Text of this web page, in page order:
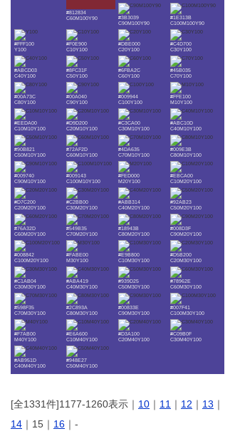
#812834
C60M100Y90
#3B3039
C90M100Y90
#1E313B
C100M100Y90
#FFF100
Y100
#F0E900
C10Y100
#DBE000
C20Y100
#C4D700
C30Y100
#ABCD03
C40Y100
#8FC31F
C50Y100
#6FBA2C
C60Y100
#45B035
C70Y100
#00A73C
C80Y100
#00A040
C90Y100
#009944
C100Y100
#FFE100
M10Y100
#EEDA00
C10M10Y100
#D9D200
C20M10Y100
#C3CA00
C30M10Y100
#ABC10D
C40M10Y100
#90B821
C50M10Y100
#72AF2D
C60M10Y100
#4DA635
C70M10Y100
#009E3B
C80M10Y100
#009740
C90M10Y100
#009143
C100M10Y100
#FED000
M20Y100
#EBCA00
C10M20Y100
#D7C200
C20M20Y100
#C2BB00
C30M20Y100
#ABB314
C40M20Y100
#92AB23
C50M20Y100
#76A32D
C60M20Y100
#549B35
C70M20Y100
#18943B
C80M20Y100
#008D3F
C90M20Y100
#008842
C100M20Y100
#FABE00
M30Y100
#E9B800
C10M30Y100
#D5B200
C20M30Y100
#C1AB04
C30M30Y100
#ABA419
C40M30Y100
#939D25
C50M30Y100
#78962E
C60M30Y100
#598F35
C70M30Y100
#2C893A
C80M30Y100
#00833E
C90M30Y100
#007F41
C100M30Y100
#F7AB00
M40Y100
#E6A600
C10M40Y100
#D3A100
C20M40Y100
#C09B0F
C30M40Y100
#AB951D
C40M40Y100
#948E27
C50M40Y100
[全1331件]1177-1260表示｜ 10 ｜ 11 ｜ 12 ｜ 13 ｜
14 ｜15｜ 16 ｜-